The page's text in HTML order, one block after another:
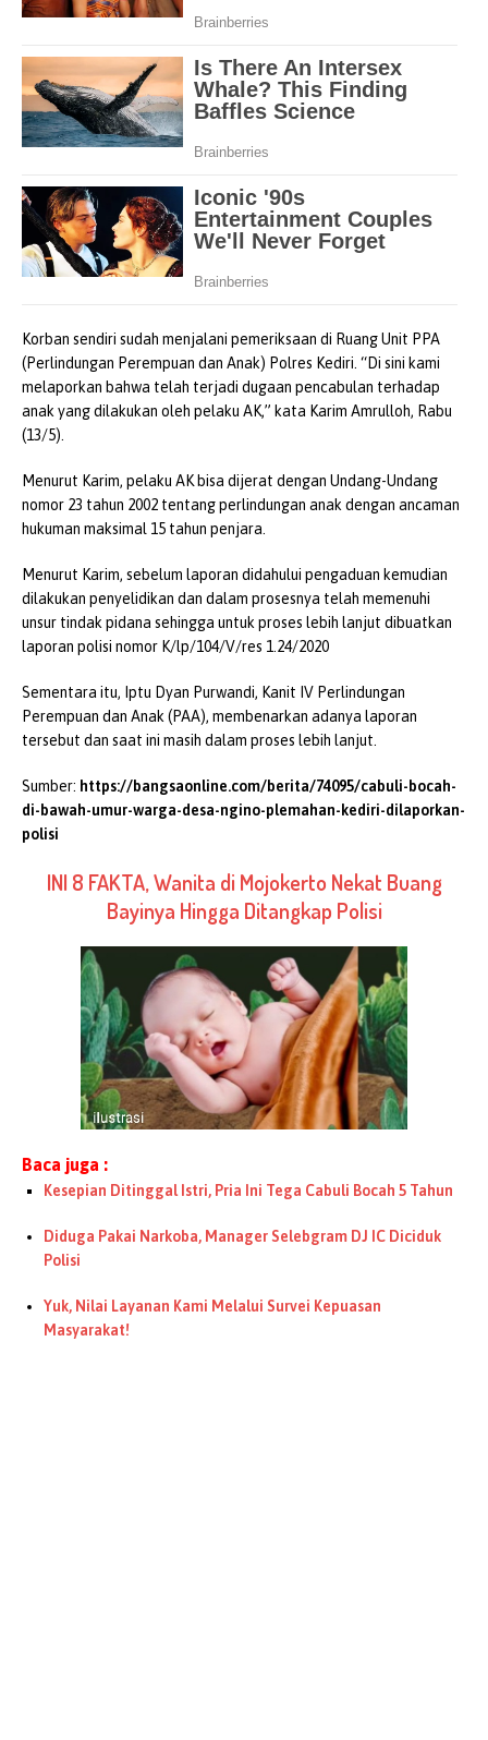
Korban sendiri sudah menjalani pemeriksaan di Ruang Unit PPA
(Perlindungan Perempuan dan Anak) Polres Kediri. “Di sini kami
melaporkan bahwa telah terjadi dugaan pencabulan terhadap
anak yang dilakukan oleh pelaku AK,” kata Karim Amrulloh, Rabu
(13/5).
Menurut Karim, pelaku AK bisa dijerat dengan Undang-Undang
nomor 23 tahun 2002 tentang perlindungan anak dengan ancaman
hukuman maksimal 15 tahun penjara.
Menurut Karim, sebelum laporan didahului pengaduan kemudian
dilakukan penyelidikan dan dalam prosesnya telah memenuhi
unsur tindak pidana sehingga untuk proses lebih lanjut dibuatkan
laporan polisi nomor K/lp/104/V/res 1.24/2020
Sementara itu, Iptu Dyan Purwandi, Kanit IV Perlindungan
Perempuan dan Anak (PAA), membenarkan adanya laporan
tersebut dan saat ini masih dalam proses lebih lanjut.
Sumber: https://bangsaonline.com/berita/74095/cabuli-bocah-
di-bawah-umur-warga-desa-ngino-plemahan-kediri-dilaporkan-
polisi
INI 8 FAKTA, Wanita di Mojokerto Nekat Buang
Bayinya Hingga Ditangkap Polisi
Baca juga :
Kesepian Ditinggal Istri, Pria Ini Tega Cabuli Bocah 5 Tahun
Diduga Pakai Narkoba, Manager Selebgram DJ IC Diciduk
Polisi
Yuk, Nilai Layanan Kami Melalui Survei Kepuasan
Masyarakat!